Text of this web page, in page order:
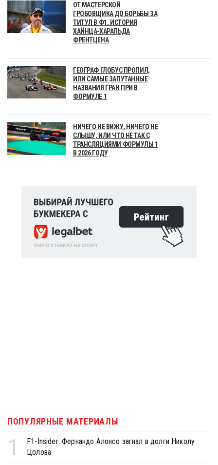
ОТ МАСТЕРСКОЙ
ГРОБОВЩИКА ДО БОРЬБЫ ЗА
ТИТУЛ В Ф1. ИСТОРИЯ
ХАЙНЦА-ХАРАЛЬДА
ФРЕНТЦЕНА
ГЕОГРАФ ГЛОБУС ПРОПИЛ,
ИЛИ САМЫЕ ЗАПУТАННЫЕ
НАЗВАНИЯ ГРАН ПРИ В
ФОРМУЛЕ 1
НИЧЕГО НЕ ВИЖУ, НИЧЕГО НЕ
СЛЫШУ, ИЛИ ЧТО НЕ ТАК С
ТРАНСЛЯЦИЯМИ ФОРМУЛЫ 1
В 2026 ГОДУ
ПОПУЛЯРНЫЕ МАТЕРИАЛЫ
1
F1-Insider: Фернандо Алонсо загнал в долги Николу
Цолова